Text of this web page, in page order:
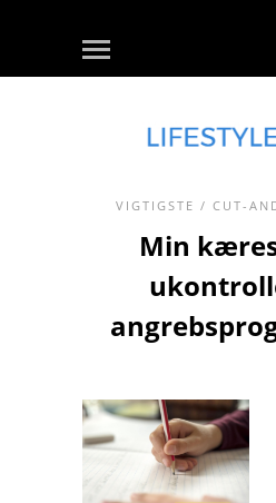
VIGTIGSTE / CUT-
Min